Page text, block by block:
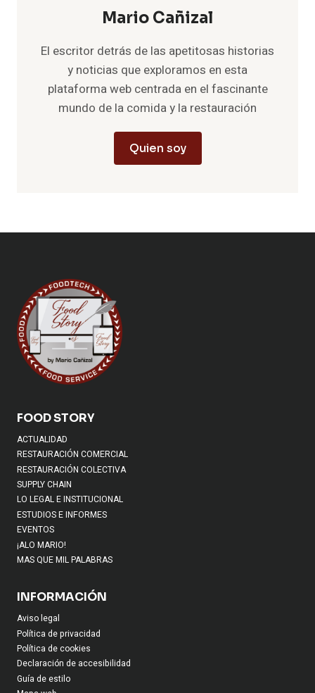
Mario Cañizal
El escritor detrás de las apetitosas historias
y noticias que exploramos en esta
plataforma web centrada en el fascinante
mundo de la comida y la restauración
Quien soy
FOOD STORY
ACTUALIDAD
RESTAURACIÓN COMERCIAL
RESTAURACIÓN COLECTIVA
SUPPLY CHAIN
LO LEGAL E INSTITUCIONAL
ESTUDIOS E INFORMES
EVENTOS
¡ALO MARIO!
MAS QUE MIL PALABRAS
INFORMACIÓN
Aviso legal
Política de privacidad
Política de cookies
Declaración de accesibilidad
Guía de estilo